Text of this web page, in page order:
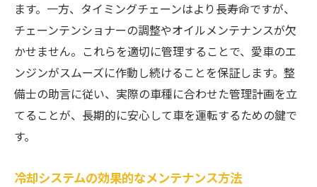
ます。一方、タイミングチェーンはより長寿命ですが、
チェーンテンショナーの調整やオイルメンテナンスが欠
かせません。これらを適切に管理することで、愛車のエ
ンジンがスムーズに作動し続けることを保証します。整
備士の助言に従い、実際の車種に合わせた管理計画を立
てることが、長期的に安心して車を運転するための鍵で
す。
冷却システムの効果的なメンテナンス方法